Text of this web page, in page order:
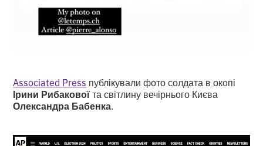
Associated Press публікували фото солдата в окопі
Ірини Рибаковоїта світлину вечірнього Києва
Олександра Бабенка.